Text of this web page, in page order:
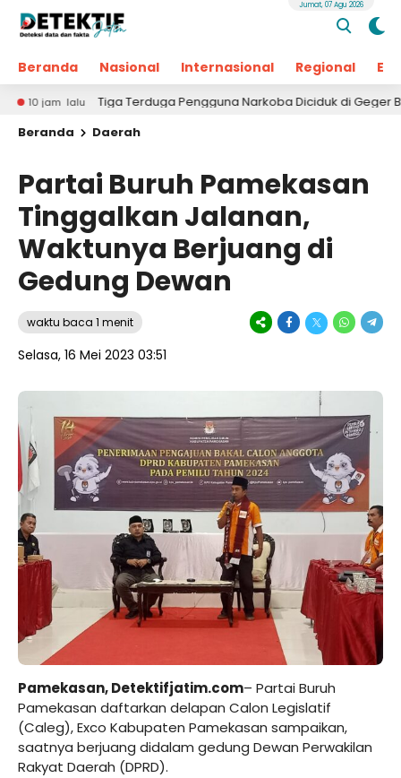
Beranda Nasional Internasional Regional
Jumat, 07 Agu 2026
lalu
Tiga Terduga Pengguna Narkoba Diciduk di Geger
Beranda
Daerah
Partai Buruh Pamekasan
Tinggalkan Jalanan,
Waktunya Berjuang di
Gedung Dewan
waktu baca 1 menit
Selasa, 16 Mei 2023 03:51
Pamekasan,Detektifjatim.com– Partai Buruh
Pamekasan daftarkan delapan Calon Legislatif
(Caleg), Exco Kabupaten Pamekasan sampaikan,
saatnya berjuang didalam gedung Dewan Perwakilan
Rakyat Daerah (DPRD).